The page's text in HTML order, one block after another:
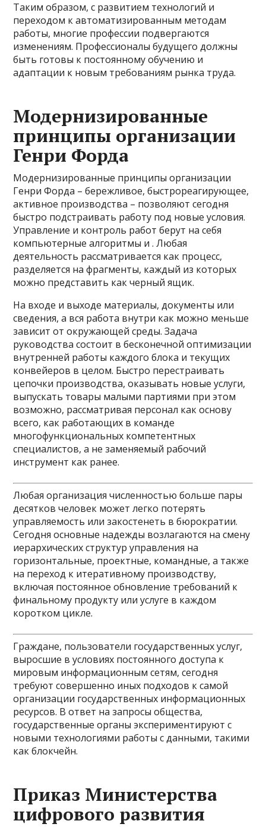
Таким образом, с развитием технологий и
переходом к автоматизированным методам
работы, многие профессии подвергаются
изменениям. Профессионалы будущего должны
быть готовы к постоянному обучению и
адаптации к новым требованиям рынка труда.
Модернизированные
принципы организации
Генри Форда
Модернизированные принципы организации
Генри Форда – бережливое, быстрореагирующее,
активное производства – позволяют сегодня
быстро подстраивать работу под новые условия.
Управление и контроль работ берут на себя
компьютерные алгоритмы и . Любая
деятельность рассматривается как процесс,
разделяется на фрагменты, каждый из которых
можно представить как черный ящик.
На входе и выходе материалы, документы или
сведения, а вся работа внутри как можно меньше
зависит от окружающей среды. Задача
руководства состоит в бесконечной оптимизации
внутренней работы каждого блока и текущих
конвейеров в целом. Быстро перестраивать
цепочки производства, оказывать новые услуги,
выпускать товары малыми партиями при этом
возможно, рассматривая персонал как основу
всего, как работающих в команде
многофункциональных компетентных
специалистов, а не заменяемый рабочий
инструмент как ранее.
Любая организация численностью больше пары
десятков человек может легко потерять
управляемость или закостенеть в бюрократии.
Сегодня основные надежды возлагаются на смену
иерархических структур управления на
горизонтальные, проектные, командные, а также
на переход к итеративному производству,
включая постоянное обновление требований к
финальному продукту или услуге в каждом
коротком цикле.
Граждане, пользователи государственных услуг,
выросшие в условиях постоянного доступа к
мировым информационным сетям, сегодня
требуют совершенно иных подходов к самой
организации государственных информационных
ресурсов. В ответ на запросы общества,
государственные органы экспериментируют с
новыми технологиями работы с данными, такими
как блокчейн.
Приказ Министерства
цифрового развития